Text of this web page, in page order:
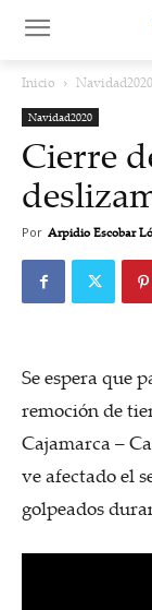
Inicio Navidad2020
Navidad2020
Cierre
Por Arpidio Escobar
Se espera que
remoción de
Cajamarca –
ve afectado el
golpeados